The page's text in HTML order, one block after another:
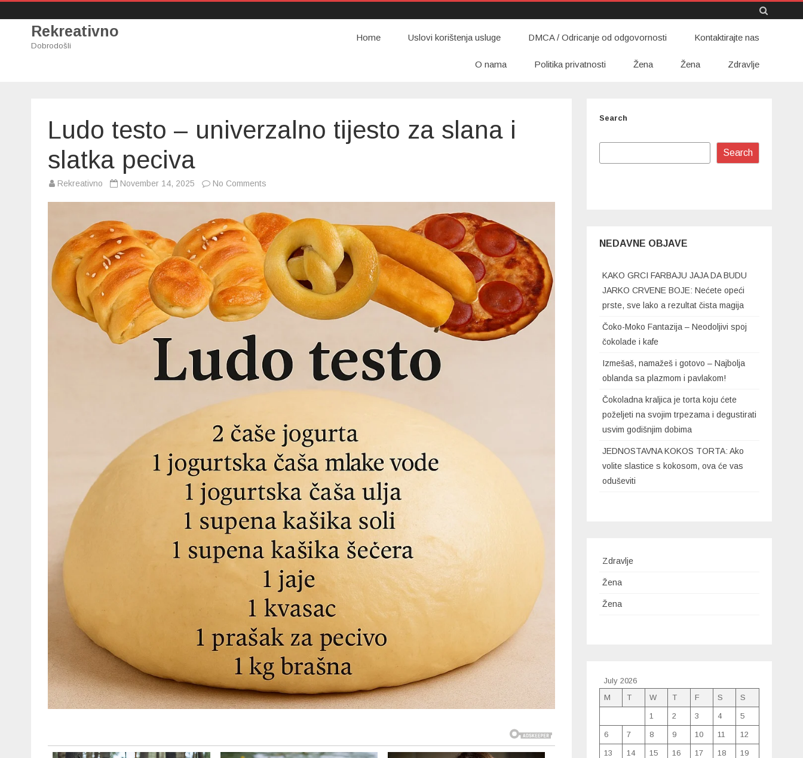
Rekreativno
Dobrodošli
to
Home Uslovi korištenja usluge DMCA / Odricanje od odgovornosti Kontaktirajte nas
O nama Politika privatnosti Žena Žena Zdravlje
Ludo testo – univerzalno tijesto za slana i
slatka peciva
Rekreativno November 14, 2025 No Comments
univerzalno
tijesto
za
slana
i
slatka
peciva
Search
Search
NEDAVNE OBJAVE
KAKO GRCI FARBAJU JAJA DA BUDU
JARKO CRVENE BOJE: Nećete opeći
prste, sve lako a rezultat čista magija
Čoko-Moko Fantazija – Neodoljivi spoj
čokolade i kafe
Izmešaš, namažeš i gotovo – Najbolja
oblanda sa plazmom i pavlakom!
Čokoladna kraljica je torta koju ćete
poželjeti na svojim trpezama i degustirati
usvim godišnjim dobima
JEDNOSTAVNA KOKOS TORTA: Ako
volite slastice s kokosom, ova će vas
oduševiti
Zdravlje
Žena
Žena
July 2026
M
T W T F S S
1 2 3 4 5
6 7 8 9 10 11 12
13 14 15 16 17 18 19